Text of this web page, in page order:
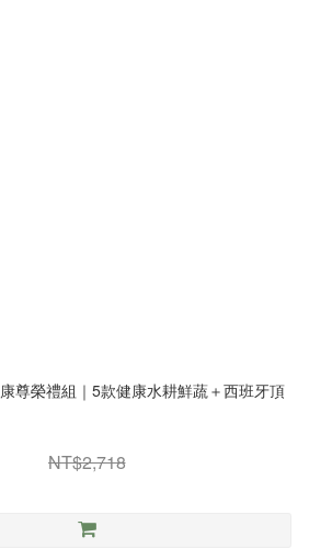
尊榮禮組｜5款健康水耕鮮蔬＋西班牙頂
NT$2,718